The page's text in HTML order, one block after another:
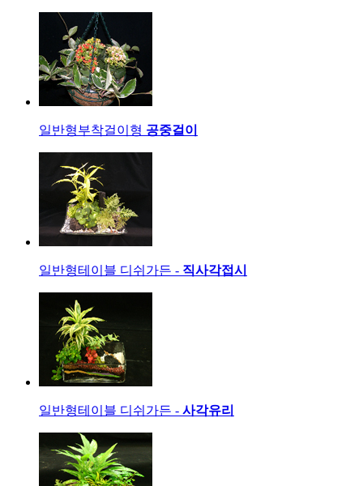
일반형부착걸이형 공중걸이
일반형테이블 디쉬가든 - 직사각접시
일반형테이블 디쉬가든 - 사각유리